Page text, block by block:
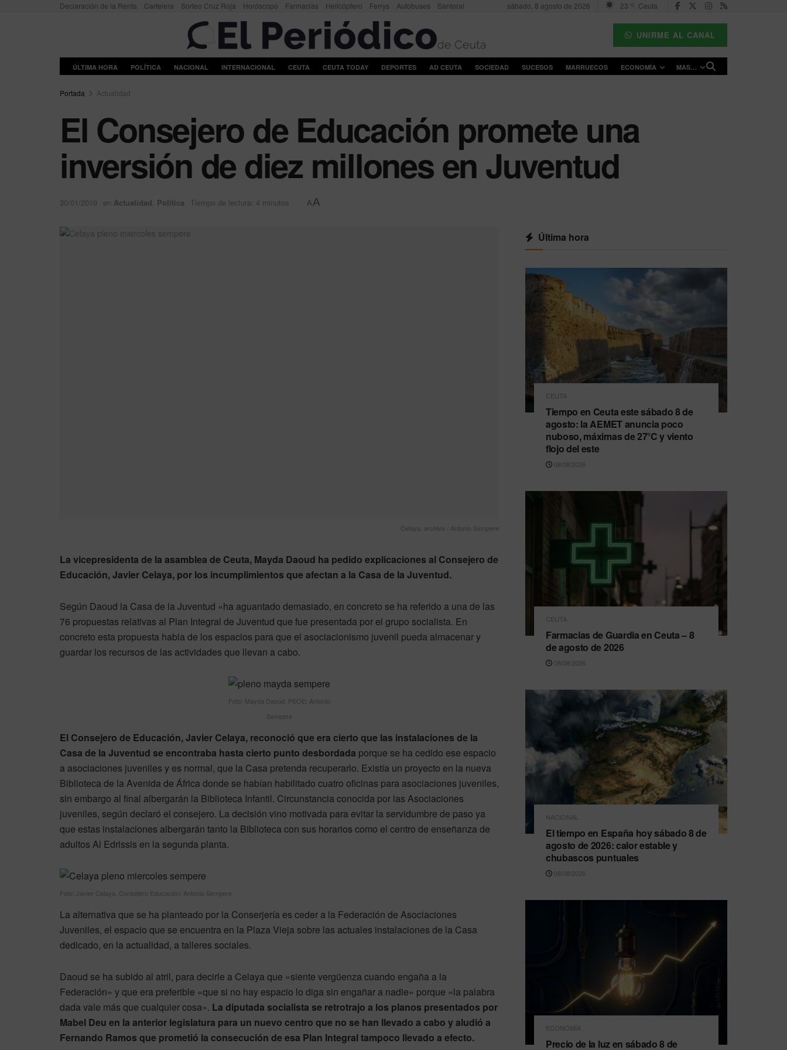
Declaración de la Renta Cartelera Sorteo Cruz Roja Horóscopo Farmacias Helicóptero Ferrys Autobuses Santoral sábado, 8 agosto de 2026 23 °C Ceuta
UNIRME AL CANAL
ÚLTIMA HORA POLÍTICA NACIONAL INTERNACIONAL CEUTA CEUTA TODAY DEPORTES AD CEUTA SOCIEDAD SUCESOS MARRUECOS ECONOMÍA MAS…
Portada Actualidad
El Consejero de Educación promete una
inversión de diez millones en Juventud
30/01/2019 en Actualidad, Política Tiempo de lectura: 4 minutos AA
Celaya, archivo / Antonio Sempere
La vicepresidenta de la asamblea de Ceuta, Mayda Daoud ha pedido explicaciones al Consejero de
Educación, Javier Celaya, por los incumplimientos que afectan a la Casa de la Juventud.
Según Daoud la Casa de la Juventud «ha aguantado demasiado, en concreto se ha referido a una de las
76 propuestas relativas al Plan Integral de Juventud que fue presentada por el grupo socialista. En
concreto esta propuesta habla de los espacios para que el asociacionismo juvenil pueda almacenar y
guardar los recursos de las actividades que llevan a cabo.
Foto: Mayda Daoud, PSOE/ Antonio
Sempere
El Consejero de Educación, Javier Celaya, reconoció que era cierto que las instalaciones de la
Casa de la Juventud se encontraba hasta cierto punto desbordada porque se ha cedido ese espacio
a asociaciones juveniles y es normal, que la Casa pretenda recuperarlo. Existía un proyecto en la nueva
Biblioteca de la Avenida de África donde se habían habilitado cuatro oficinas para asociaciones juveniles,
sin embargo al final albergarán la Biblioteca Infantil. Circunstancia conocida por las Asociaciones
juveniles, según declaró el consejero. La decisión vino motivada para evitar la servidumbre de paso ya
que estas instalaciones albergarán tanto la Biblioteca con sus horarios como el centro de enseñanza de
adultos Al Edrissis en la segunda planta.
Foto: Javier Celaya, Consejero Educación/ Antonio Sempere
La alternativa que se ha planteado por la Conserjería es ceder a la Federación de Asociaciones
Juveniles, el espacio que se encuentra en la Plaza Vieja sobre las actuales instalaciones de la Casa
dedicado, en la actualidad, a talleres sociales.
Daoud se ha subido al atril, para decirle a Celaya que «siente vergüenza cuando engaña a la
Federación» y que era preferible «que si no hay espacio lo diga sin engañar a nadie» porque «la palabra
dada vale más que cualquier cosa». La diputada socialista se retrotrajo a los planos presentados por
Mabel Deu en la anterior legislatura para un nuevo centro que no se han llevado a cabo y aludió a
Fernando Ramos que prometió la consecución de esa Plan Integral tampoco llevado a efecto.
Última hora
CEUTA
Tiempo en Ceuta este sábado 8 de
agosto: la AEMET anuncia poco
nuboso, máximas de 27°C y viento
flojo del este
08/08/2026
CEUTA
Farmacias de Guardia en Ceuta – 8
de agosto de 2026
08/08/2026
NACIONAL
El tiempo en España hoy sábado 8 de
agosto de 2026: calor estable y
chubascos puntuales
08/08/2026
ECONOMÍA
Precio de la luz en sábado 8 de